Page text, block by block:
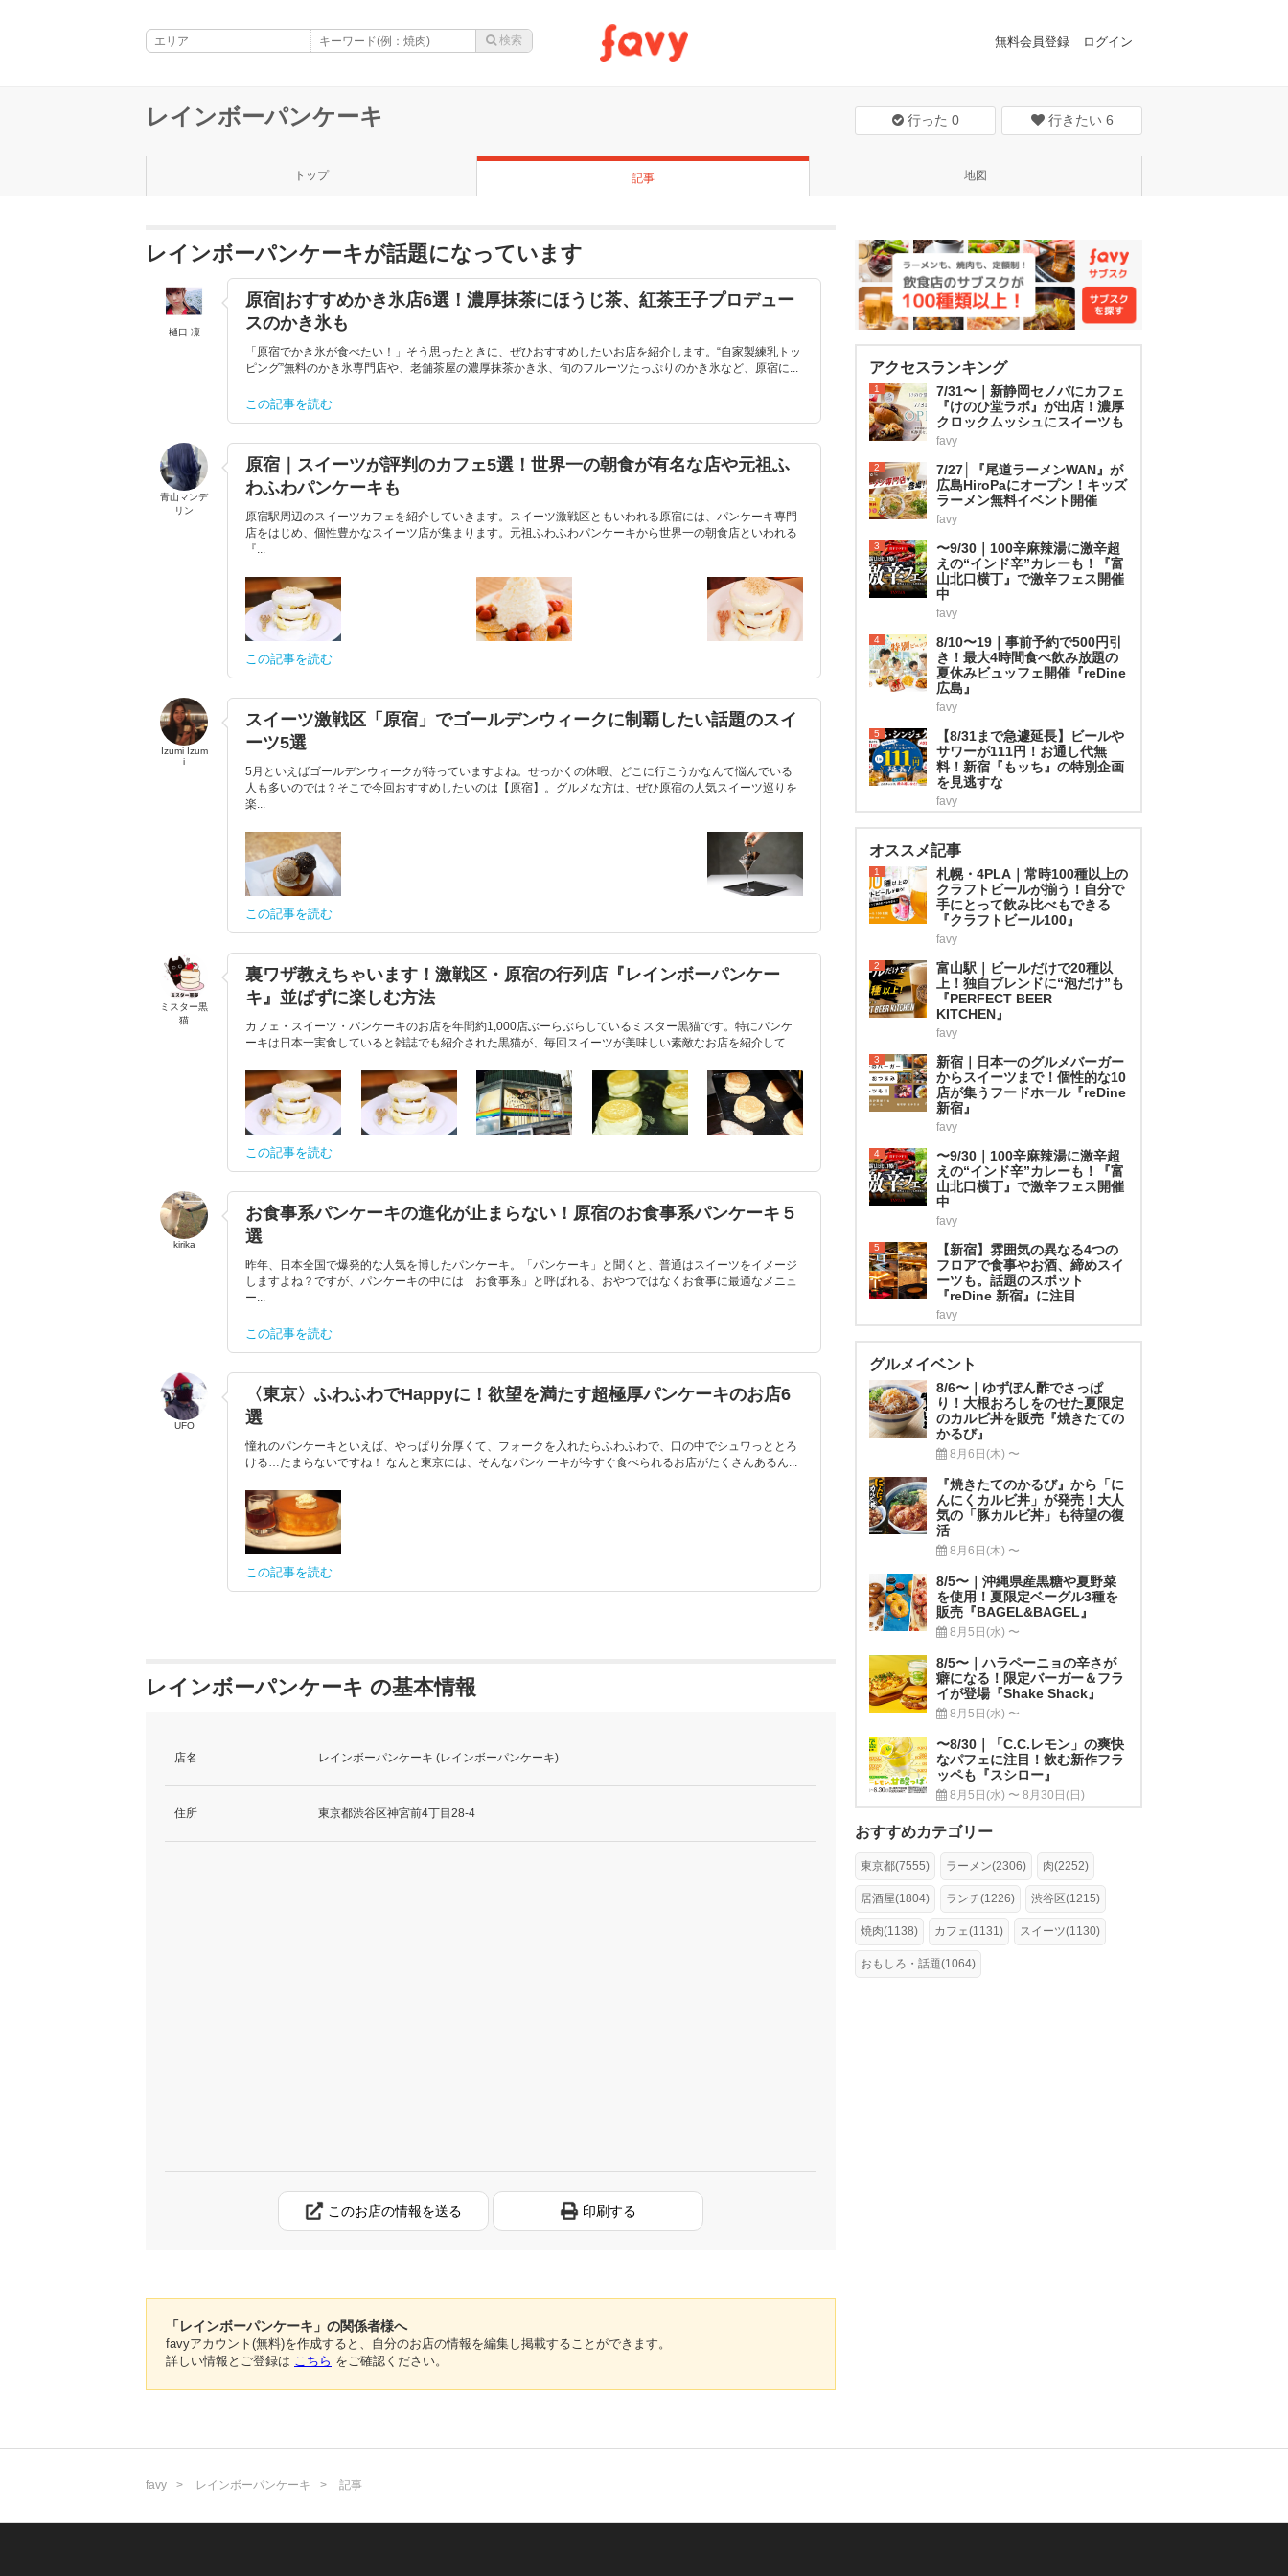
無料会員登録 ログイン
レインボーパンケーキ 行った 0 行きたい 6
トップ 記事 地図
レインボーパンケーキが話題になっています
樋口 凜
原宿|おすすめかき氷店6選！濃厚抹茶にほうじ茶、紅茶王子プロデュー
スのかき氷も
「原宿でかき氷が食べたい！」そう思ったときに、ぜひおすすめしたいお店を紹介します。“自家製練乳トッ
ピング”無料のかき氷専門店や、老舗茶屋の濃厚抹茶かき氷、旬のフルーツたっぷりのかき氷など、原宿に...
この記事を読む
青山マンデ
リン
原宿｜スイーツが評判のカフェ5選！世界一の朝食が有名な店や元祖ふ
わふわパンケーキも
原宿駅周辺のスイーツカフェを紹介していきます。スイーツ激戦区ともいわれる原宿には、パンケーキ専門
店をはじめ、個性豊かなスイーツ店が集まります。元祖ふわふわパンケーキから世界一の朝食店といわれる
『...
この記事を読む
Izumi Izum
i
スイーツ激戦区「原宿」でゴールデンウィークに制覇したい話題のスイ
ーツ5選
5月といえばゴールデンウィークが待っていますよね。せっかくの休暇、どこに行こうかなんて悩んでいる
人も多いのでは？そこで今回おすすめしたいのは【原宿】。グルメな方は、ぜひ原宿の人気スイーツ巡りを
楽...
この記事を読む
ミスター黒
猫
裏ワザ教えちゃいます！激戦区・原宿の行列店『レインボーパンケー
キ』並ばずに楽しむ方法​
カフェ・スイーツ・パンケーキのお店を年間約1,000店ぶーらぶらしているミスター黒猫です。特にパンケ
ーキは日本一実食していると雑誌でも紹介された黒猫が、毎回スイーツが美味しい素敵なお店を紹介して...
この記事を読む
kirika
お食事系パンケーキの進化が止まらない！原宿のお食事系パンケーキ５
選
昨年、日本全国で爆発的な人気を博したパンケーキ。「パンケーキ」と聞くと、普通はスイーツをイメージ
しますよね？ですが、パンケーキの中には「お食事系」と呼ばれる、おやつではなくお食事に最適なメニュ
ー...
この記事を読む
UFO
〈東京〉ふわふわでHappyに！欲望を満たす超極厚パンケーキのお店6
選
憧れのパンケーキといえば、やっぱり分厚くて、フォークを入れたらふわふわで、口の中でシュワっととろ
ける…たまらないですね！ なんと東京には、そんなパンケーキが今すぐ食べられるお店がたくさんあるん...
この記事を読む
レインボーパンケーキ の基本情報
店名 レインボーパンケーキ (レインボーパンケーキ)
住所 東京都渋谷区神宮前4丁目28-4
このお店の情報を送る 印刷する
「レインボーパンケーキ」の関係者様へ
favyアカウント(無料)を作成すると、自分のお店の情報を編集し掲載することができます。
詳しい情報とご登録は こちら をご確認ください。
アクセスランキング
1
7/31〜｜新静岡セノバにカフェ
『けのひ堂ラボ』が出店！濃厚
クロックムッシュにスイーツも
favy
2
7/27│『尾道ラーメンWAN』が
広島HiroPaにオープン！キッズ
ラーメン無料イベント開催
favy
3
〜9/30｜100辛麻辣湯に激辛超
えの“インド辛”カレーも！『富
山北口横丁』で激辛フェス開催
中
favy
4
8/10〜19｜事前予約で500円引
き！最大4時間食べ飲み放題の
夏休みビュッフェ開催『reDine
広島』
favy
5
【8/31まで急遽延長】ビールや
サワーが111円！お通し代無
料！新宿『もッち』の特別企画
を見逃すな
favy
オススメ記事
1
札幌・4PLA｜常時100種以上の
クラフトビールが揃う！自分で
手にとって飲み比べもできる
『クラフトビール100』
favy
2
富山駅｜ビールだけで20種以
上！独自ブレンドに“泡だけ”も
『PERFECT BEER
KITCHEN』
favy
3
新宿｜日本一のグルメバーガー
からスイーツまで！個性的な10
店が集うフードホール『reDine
新宿』
favy
4
〜9/30｜100辛麻辣湯に激辛超
えの“インド辛”カレーも！『富
山北口横丁』で激辛フェス開催
中
favy
5
【新宿】雰囲気の異なる4つの
フロアで食事やお酒、締めスイ
ーツも。話題のスポット
『reDine 新宿』に注目
favy
グルメイベント
8/6〜｜ゆずぽん酢でさっぱ
り！大根おろしをのせた夏限定
のカルビ丼を販売『焼きたての
かるび』
8月6日(木) 〜
『焼きたてのかるび』から「に
んにくカルビ丼」が発売！大人
気の「豚カルビ丼」も待望の復
活
8月6日(木) 〜
8/5〜｜沖縄県産黒糖や夏野菜
を使用！夏限定ベーグル3種を
販売『BAGEL&BAGEL』
8月5日(水) 〜
8/5〜｜ハラペーニョの辛さが
癖になる！限定バーガー＆フラ
イが登場『Shake Shack』
8月5日(水) 〜
〜8/30｜「C.C.レモン」の爽快
なパフェに注目！飲む新作フラ
ッペも『スシロー』
8月5日(水) 〜 8月30日(日)
おすすめカテゴリー
東京都(7555) ラーメン(2306) 肉(2252)
居酒屋(1804) ランチ(1226) 渋谷区(1215)
焼肉(1138) カフェ(1131) スイーツ(1130)
おもしろ・話題(1064)
favy レインボーパンケーキ 記事